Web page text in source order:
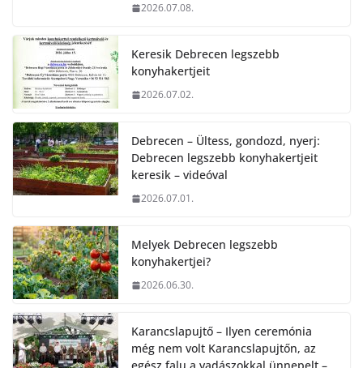
2026.07.08.
Keresik Debrecen legszebb
konyhakertjeit
2026.07.02.
Debrecen – Ültess, gondozd, nyerj:
Debrecen legszebb konyhakertjeit
keresik – videóval
2026.07.01.
Melyek Debrecen legszebb
konyhakertjei?
2026.06.30.
Karancslapujtő – Ilyen ceremónia
még nem volt Karancslapujtőn, az